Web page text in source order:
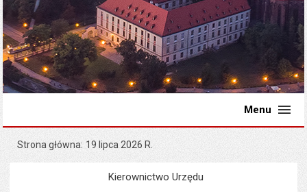
Menu
Strona główna 19 lipca 2026 R.
MenuUrząd Miejski
Kierownictwo Urzędu